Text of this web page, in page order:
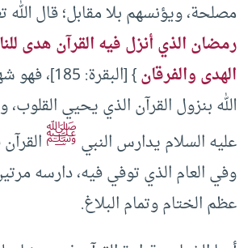
مصلحة، ويؤنسهم بلا مقابل؛ قال الله
رمضان الذي أنزل فيه القرآن هدى
الهدى والفرقان
} [البقرة:
الله بنزول القرآن الذي يحيي
عليه السلام يدارس النبيﷺ
وفي العام الذي توفي فيه، دارسه
عظم الختام وتمام البلاغ.